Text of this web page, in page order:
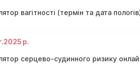
вагітності (термін та дата
2025 р.
серцево-судинного ризику